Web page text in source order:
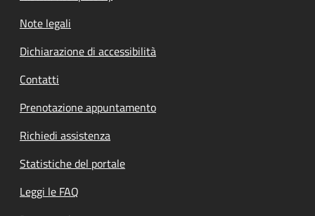
Note legali
Dichiarazione di accessibilità
Contatti
Prenotazione appuntamento
Richiedi assistenza
Statistiche del portale
Leggi le FAQ